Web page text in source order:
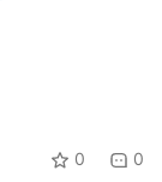
钱不再投早期
0 0